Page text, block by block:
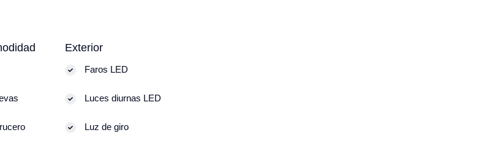
Exterior
Faros LED
Luces diurnas LED
Luz de giro